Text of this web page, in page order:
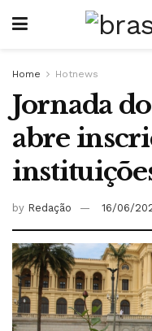
Home Hotnews
Jornada
abre
by Redação 16/06/